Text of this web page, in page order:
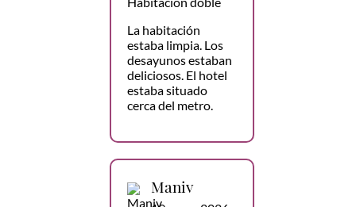
La habitación
estaba limpia. Los
desayunos estaban
deliciosos. El hotel
estaba situado
cerca del metro.
Maniv